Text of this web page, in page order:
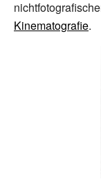
Kinematografie.